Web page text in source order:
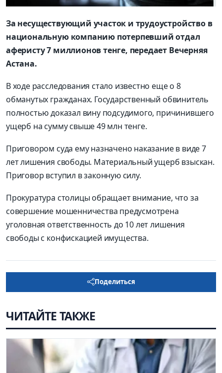
За несуществующий участок и трудоустройство в
национальную компанию потерпевший отдал
аферисту 7 миллионов тенге, передает Вечерняя
Астана.
В ходе расследования стало известно еще о 8
обманутых гражданах. Государственный обвинитель
полностью доказал вину подсудимого, причинившего
ущерб на сумму свыше 49 млн тенге.
Приговором суда ему назначено наказание в виде 7
лет лишения свободы. Материальный ущерб взыскан.
Приговор вступил в законную силу.
Прокуратура столицы обращает внимание, что за
совершение мошенничества предусмотрена
уголовная ответственность до 10 лет лишения
свободы с конфискацией имущества.
Поделиться
ЧИТАЙТЕ ТАКЖЕ